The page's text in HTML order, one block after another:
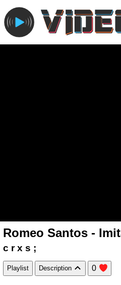
Romeo Santos -
c r x s ;
Playlist Description 0